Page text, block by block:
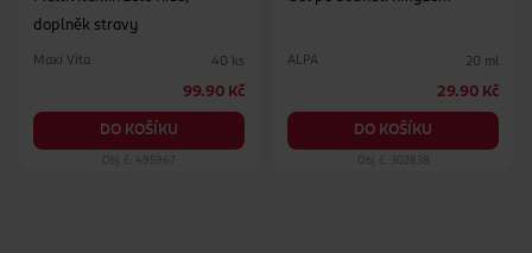
doplněk stravy
Maxi Vita 40 ks
99.90 Kč
DO KOŠÍKU
Obj. č.: 495967
ALPA 20 ml
29.90 Kč
DO KOŠÍKU
Obj. č.: 302838